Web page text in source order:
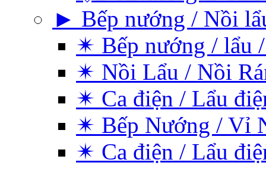
► Bếp nướng / Nồi
✴ Bếp nướng / lẩu
✴ Nồi Lẩu / Nồi
✴ Ca điện / Lẩu
✴ Bếp Nướng / Vỉ
✴ Ca điện / Lẩu